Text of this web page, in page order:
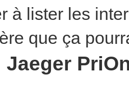
à lister les
que ça
Jaeger